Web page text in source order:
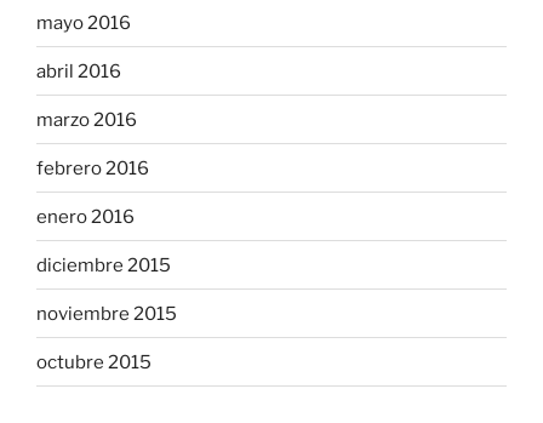
mayo 2016
abril 2016
marzo 2016
febrero 2016
enero 2016
diciembre 2015
noviembre 2015
octubre 2015